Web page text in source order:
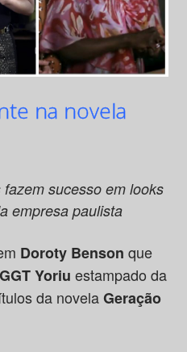
na novela
sucesso em looks
empresa paulista
Doroty Benson que
GGT Yoriu estampado da
da novelaGeração